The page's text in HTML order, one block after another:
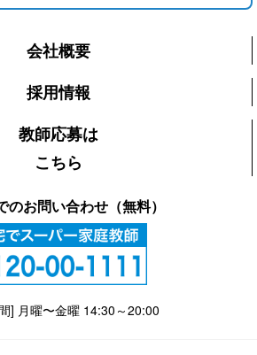
会社概要
採用情報
教師応募は
こちら
のお問い合わせ（無料）
] 月曜〜金曜 14:30～20:00